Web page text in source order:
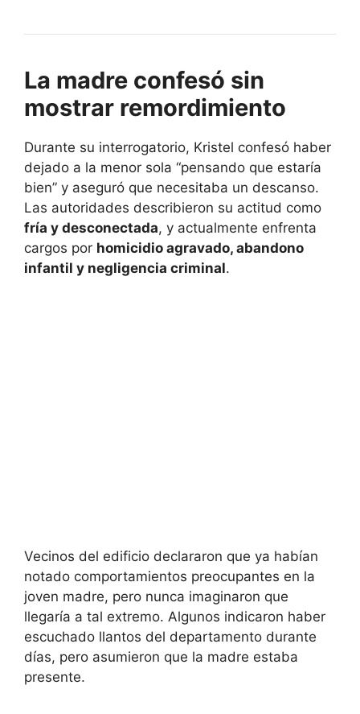
La madre confesó sin
mostrar remordimiento
Durante su interrogatorio, Kristel confesó haber
dejado a la menor sola “pensando que estaría
bien” y aseguró que necesitaba un descanso.
Las autoridades describieron su actitud como
fría y desconectada, y actualmente enfrenta
cargos por homicidio agravado, abandono
infantil y negligencia criminal.
Vecinos del edificio declararon que ya habían
notado comportamientos preocupantes en la
joven madre, pero nunca imaginaron que
llegaría a tal extremo. Algunos indicaron haber
escuchado llantos del departamento durante
días, pero asumieron que la madre estaba
presente.